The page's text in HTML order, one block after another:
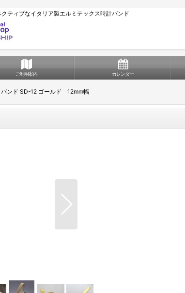
ティブなイタリア製エルミテックス時計バンド
ご利用案内 カレンダー
バンド SD-12 ゴールド 12mm幅